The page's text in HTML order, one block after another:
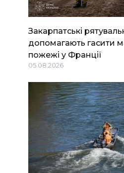
Закарпатські
допомагають гасити
пожежі у Франції
05.08.2026